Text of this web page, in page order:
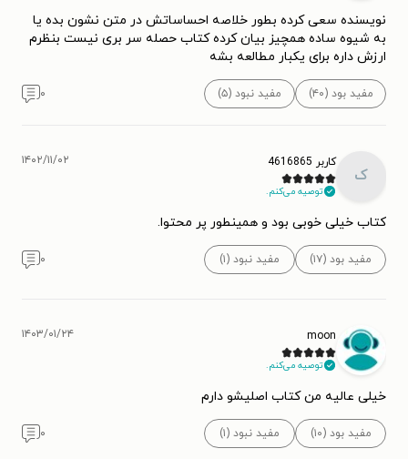
نویسنده سعی کرده بطور خلاصه احساساتش در متن نشون بده یا
به شیوه ساده همچیز بیان کرده کتاب حصله سر بری نیست بنظرم
ارزش داره برای یکبار مطالعه بشه
مفید بود (۴۰) مفید نبود (۵) ۰
ک
کاربر 4616865
توصیه می‌کنم.
۱۴۰۲/۱۱/۰۲
کتاب خیلی خوبی بود و همینطور پر محتوا.
مفید بود (۱۷) مفید نبود (۱) ۰
moon
توصیه می‌کنم.
۱۴۰۳/۰۱/۲۴
خیلی عالیه من کتاب اصلیشو دارم
مفید بود (۱۰) مفید نبود (۱) ۰